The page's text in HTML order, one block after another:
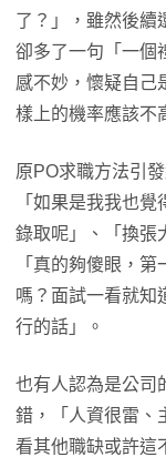
了？」，雖然後續
卻多了一句「一個
感不妙，懷疑自己
樣上的機率應該不
原PO求職方法引
「如果是我我也
錄取呢」、「換張
「真的夠傻眼，
嗎？面試一看就知
行的話」。
也有人認為是公司
錯，「人資很雷、
看其他職缺或許這